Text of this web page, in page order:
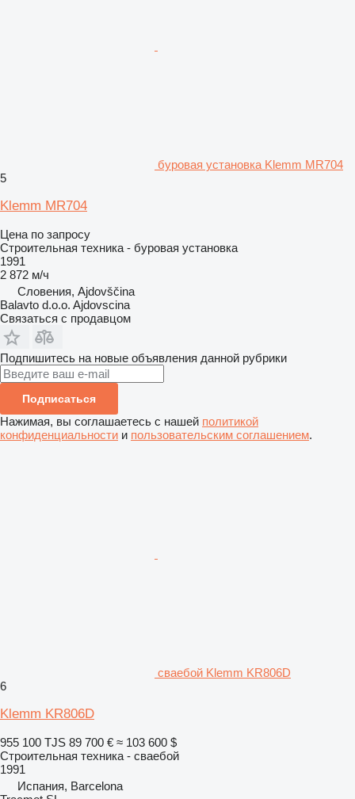
буровая установка Klemm MR704
5
Klemm MR704
Цена по запросу
Строительная техника - буровая установка
1991
2 872 м/ч
Словения, Ajdovščina
Balavto d.o.o. Ajdovscina
Связаться с продавцом
Подпишитесь на новые объявления данной рубрики
Подписаться
Нажимая, вы соглашаетесь с нашей политикой
конфиденциальности и пользовательским соглашением.
сваебой Klemm KR806D
6
Klemm KR806D
955 100 TJS 89 700 € ≈ 103 600 $
Строительная техника - сваебой
1991
Испания, Barcelona